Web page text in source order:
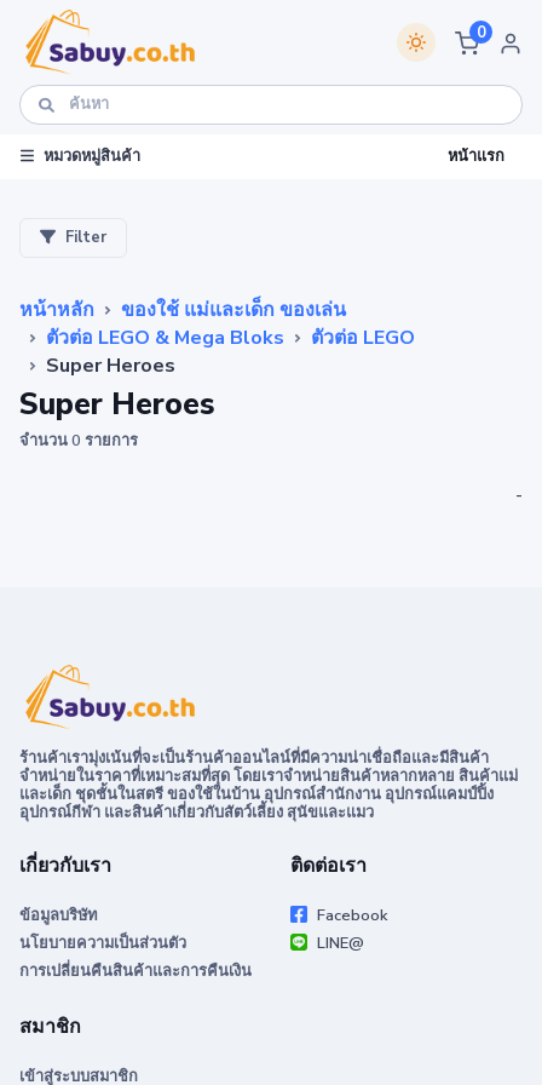
0
หมวดหมู่สินค้า หน้าแรก
Filter
หน้าหลัก
ของใช้ แม่และเด็ก ของเล่น
ตัวต่อ LEGO & Mega Bloks
ตัวต่อ LEGO
Super Heroes
Super Heroes
จำนวน 0 รายการ
-
ร้านค้าเรามุ่งเน้นที่จะเป็นร้านค้าออนไลน์ที่มีความน่าเชื่อถือและมีสินค้า
จำหน่ายในราคาที่เหมาะสมที่สุด โดยเราจำหน่ายสินค้าหลากหลาย สินค้าแม่
และเด็ก ชุดชั้นในสตรี ของใช้ในบ้าน อุปกรณ์สำนักงาน อุปกรณ์แคมป์ปิ้ง
อุปกรณ์กีฬา และสินค้าเกี่ยวกับสัตว์เลี้ยง สุนัขและแมว
เกี่ยวกับเรา
ข้อมูลบริษัท
นโยบายความเป็นส่วนตัว
การเปลี่ยนคืนสินค้าและการคืนเงิน
ติดต่อเรา
Facebook
LINE@
สมาชิก
เข้าสู่ระบบสมาชิก